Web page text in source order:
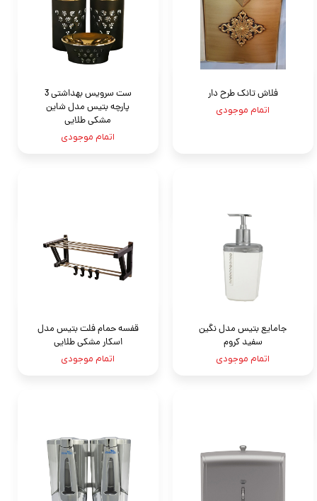
فلاش تانک طرح دار
اتمام موجودی
ست سرویس بهداشتی 3
پارچه بتيس مدل شاين
مشکی طلایی
اتمام موجودی
جامايع بتيس مدل نگين
سفيد کروم
اتمام موجودی
قفسه حمام فلت بتيس مدل
اسكار مشکی طلایی
اتمام موجودی